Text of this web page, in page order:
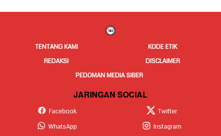
TENTANG KAMI
KODE ETIK
REDAKSI
DISCLAIMER
PEDOMAN MEDIA SIBER
JARINGAN SOCIAL
Facebook
Twitter
WhatsApp
Instagram